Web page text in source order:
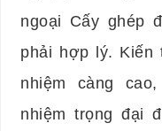
ngoại Cấy ghép
phải hợp lý. Kiến
nhiệm càng
nhiệm trọng đại